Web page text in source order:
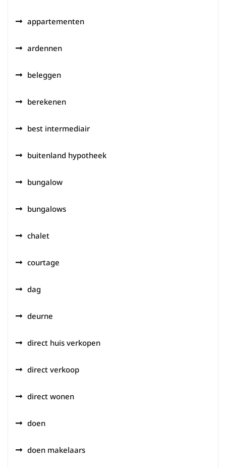
appartementen
ardennen
beleggen
berekenen
best intermediair
buitenland hypotheek
bungalow
bungalows
chalet
courtage
dag
deurne
direct huis verkopen
direct verkoop
direct wonen
doen
doen makelaars